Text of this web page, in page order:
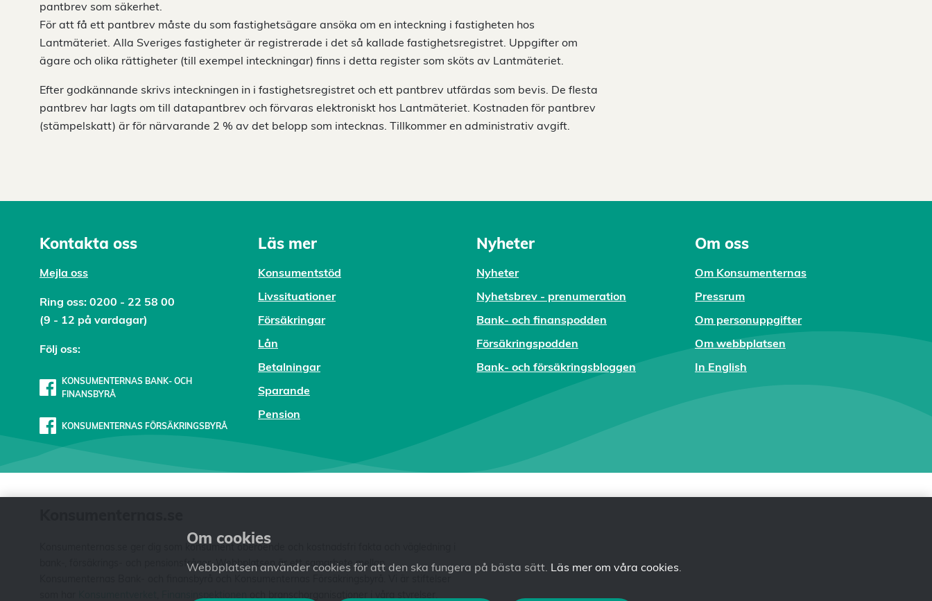
pantbrev som säkerhet.
För att få ett pantbrev måste du som fastighetsägare ansöka om en inteckning i fastigheten hos
Lantmäteriet. Alla Sveriges fastigheter är registrerade i det så kallade fastighetsregistret. Uppgifter om
ägare och olika rättigheter (till exempel inteckningar) finns i detta register som sköts av Lantmäteriet.
Efter godkännande skrivs inteckningen in i fastighetsregistret och ett pantbrev utfärdas som bevis. De flesta
pantbrev har lagts om till datapantbrev och förvaras elektroniskt hos Lantmäteriet. Kostnaden för pantbrev
(stämpelskatt) är för närvarande 2 % av det belopp som intecknas. Tillkommer en administrativ avgift.
Kontakta oss
Mejla oss
Ring oss: 0200 - 22 58 00
(9 - 12 på vardagar)
Följ oss:
KONSUMENTERNAS BANK- OCH
FINANSBYRÅ
KONSUMENTERNAS FÖRSÄKRINGSBYRÅ
Läs mer
Konsumentstöd
Livssituationer
Försäkringar
Lån
Betalningar
Sparande
Pension
Nyheter
Nyheter
Nyhetsbrev - prenumeration
Bank- och finanspodden
Försäkringspodden
Bank- och försäkringsbloggen
Om oss
Om Konsumenternas
Pressrum
Om personuppgifter
Om webbplatsen
In English
Konsumenternas.se ger dig som konsument oberoende och kostnadsfri fakta och vägledning i
bank-, försäkrings- och pensionsfrågor. Webbplatsen är ett samarbete mellan
Om cookies
Webbplatsen använder cookies för att den ska fungera på bästa sätt. Läs mer om våra cookies.